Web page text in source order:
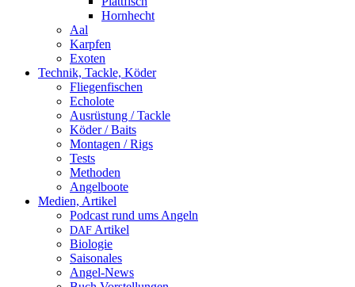
Hornhecht
Aal
Karpfen
Exoten
Technik, Tackle, Köder
Fliegenfischen
Echolote
Ausrüstung / Tackle
Köder / Baits
Montagen / Rigs
Tests
Methoden
Angelboote
Medien, Artikel
Podcast rund ums Angeln
DAF Artikel
Biologie
Saisonales
Angel-News